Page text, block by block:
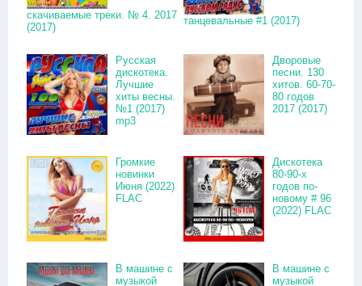
скачиваемые треки. № 4. 2017
(2017)
танцевальные #1 (2017)
Русская
дискотека.
Лучшие
хиты весны.
№1 (2017)
mp3
Дворовые
песни. 130
хитов. 60-70-
80 годов
2017 (2017)
Громкие
новинки
Июня (2022)
FLAC
Дискотека
80-90-х
годов по-
новому # 96
(2022) FLAC
В машине с
музыкой
В машине с
музыкой